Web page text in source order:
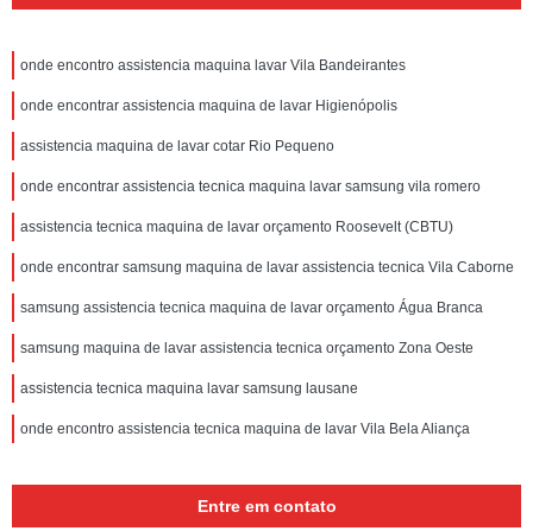
onde encontro assistencia maquina lavar Vila Bandeirantes
onde encontrar assistencia maquina de lavar Higienópolis
assistencia maquina de lavar cotar Rio Pequeno
onde encontrar assistencia tecnica maquina lavar samsung vila romero
assistencia tecnica maquina de lavar orçamento Roosevelt (CBTU)
onde encontrar samsung maquina de lavar assistencia tecnica Vila Caborne
samsung assistencia tecnica maquina de lavar orçamento Água Branca
samsung maquina de lavar assistencia tecnica orçamento Zona Oeste
assistencia tecnica maquina lavar samsung lausane
onde encontro assistencia tecnica maquina de lavar Vila Bela Aliança
Entre em contato